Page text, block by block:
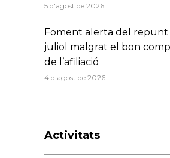
5 d'agost de 2026
Foment alerta del repunt
juliol malgrat el bon
de l’afiliació
4 d'agost de 2026
Activitats